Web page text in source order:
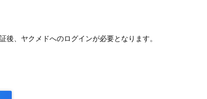
、ヤクメドへのログインが必要となります。